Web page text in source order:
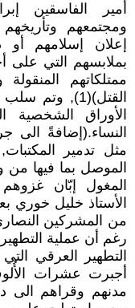
أمير الفاسقين
ومجتمعهم
إعلان إسلامهم
بملابسهم التي على
ممتلكاتهم
القتل)(1),
الأوراق الشخصية
النساء.(إضافةً الى
مثل تدمير
الموصل بما فيها من
الأستاذ خليل خوري
من المشركين
رغم أن عملية
التطهير العرقي
أجبرت عشرات